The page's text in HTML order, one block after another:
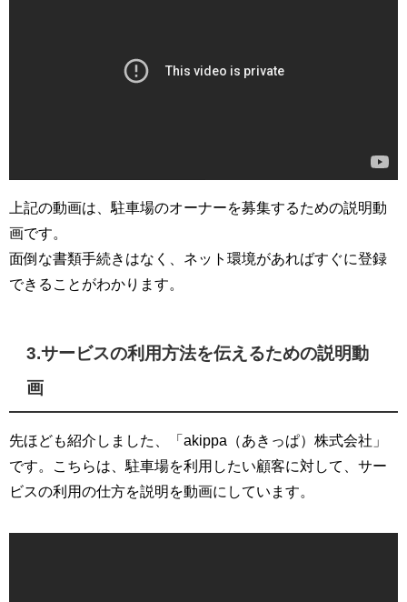
上記の動画は、駐車場のオーナーを募集するための説明動
画です。
面倒な書類手続きはなく、ネット環境があればすぐに登録
できることがわかります。
3.サービスの利用方法を伝えるための説明動
画
先ほども紹介しました、「akippa（あきっぱ）株式会社」
です。こちらは、駐車場を利用したい顧客に対して、サー
ビスの利用の仕方を説明を動画にしています。